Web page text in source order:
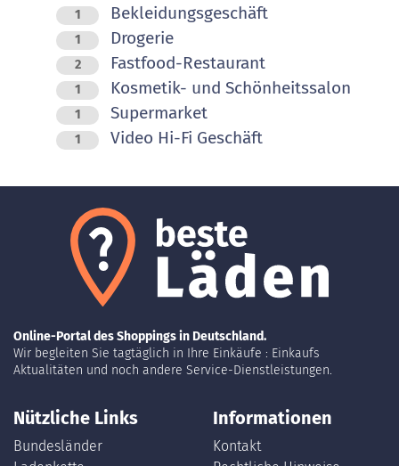
1 Bekleidungsgeschäft
1 Drogerie
2 Fastfood-Restaurant
1 Kosmetik- und Schönheitssalon
1 Supermarket
1 Video Hi-Fi Geschäft
Online-Portal des Shoppings in Deutschland.
Wir begleiten Sie tagtäglich in Ihre Einkäufe : Einkaufs
Aktualitäten und noch andere Service-Dienstleistungen.
Nützliche Links
Bundesländer
Informationen
Kontakt